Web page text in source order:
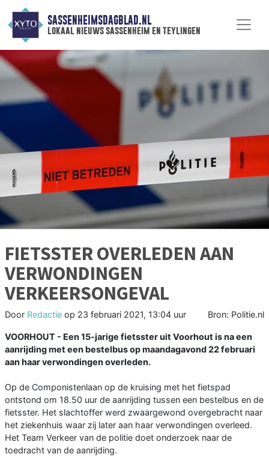
SASSENHEIMSDAGBLAD.NL
lokaal nieuws sassenheim en teylingen
FIETSSTER OVERLEDEN AAN
VERWONDINGEN
VERKEERSONGEVAL
Door Redactie op 23 februari 2021, 13:04 uur Bron: Politie.nl
VOORHOUT - Een 15-jarige fietsster uit Voorhout is na een
aanrijding met een bestelbus op maandagavond 22 februari
aan haar verwondingen overleden.
Op de Componistenlaan op de kruising met het fietspad
ontstond om 18.50 uur de aanrijding tussen een bestelbus en de
fietsster. Het slachtoffer werd zwaargewond overgebracht naar
het ziekenhuis waar zij later aan haar verwondingen overleed.
Het Team Verkeer van de politie doet onderzoek naar de
toedracht van de aanrijding.